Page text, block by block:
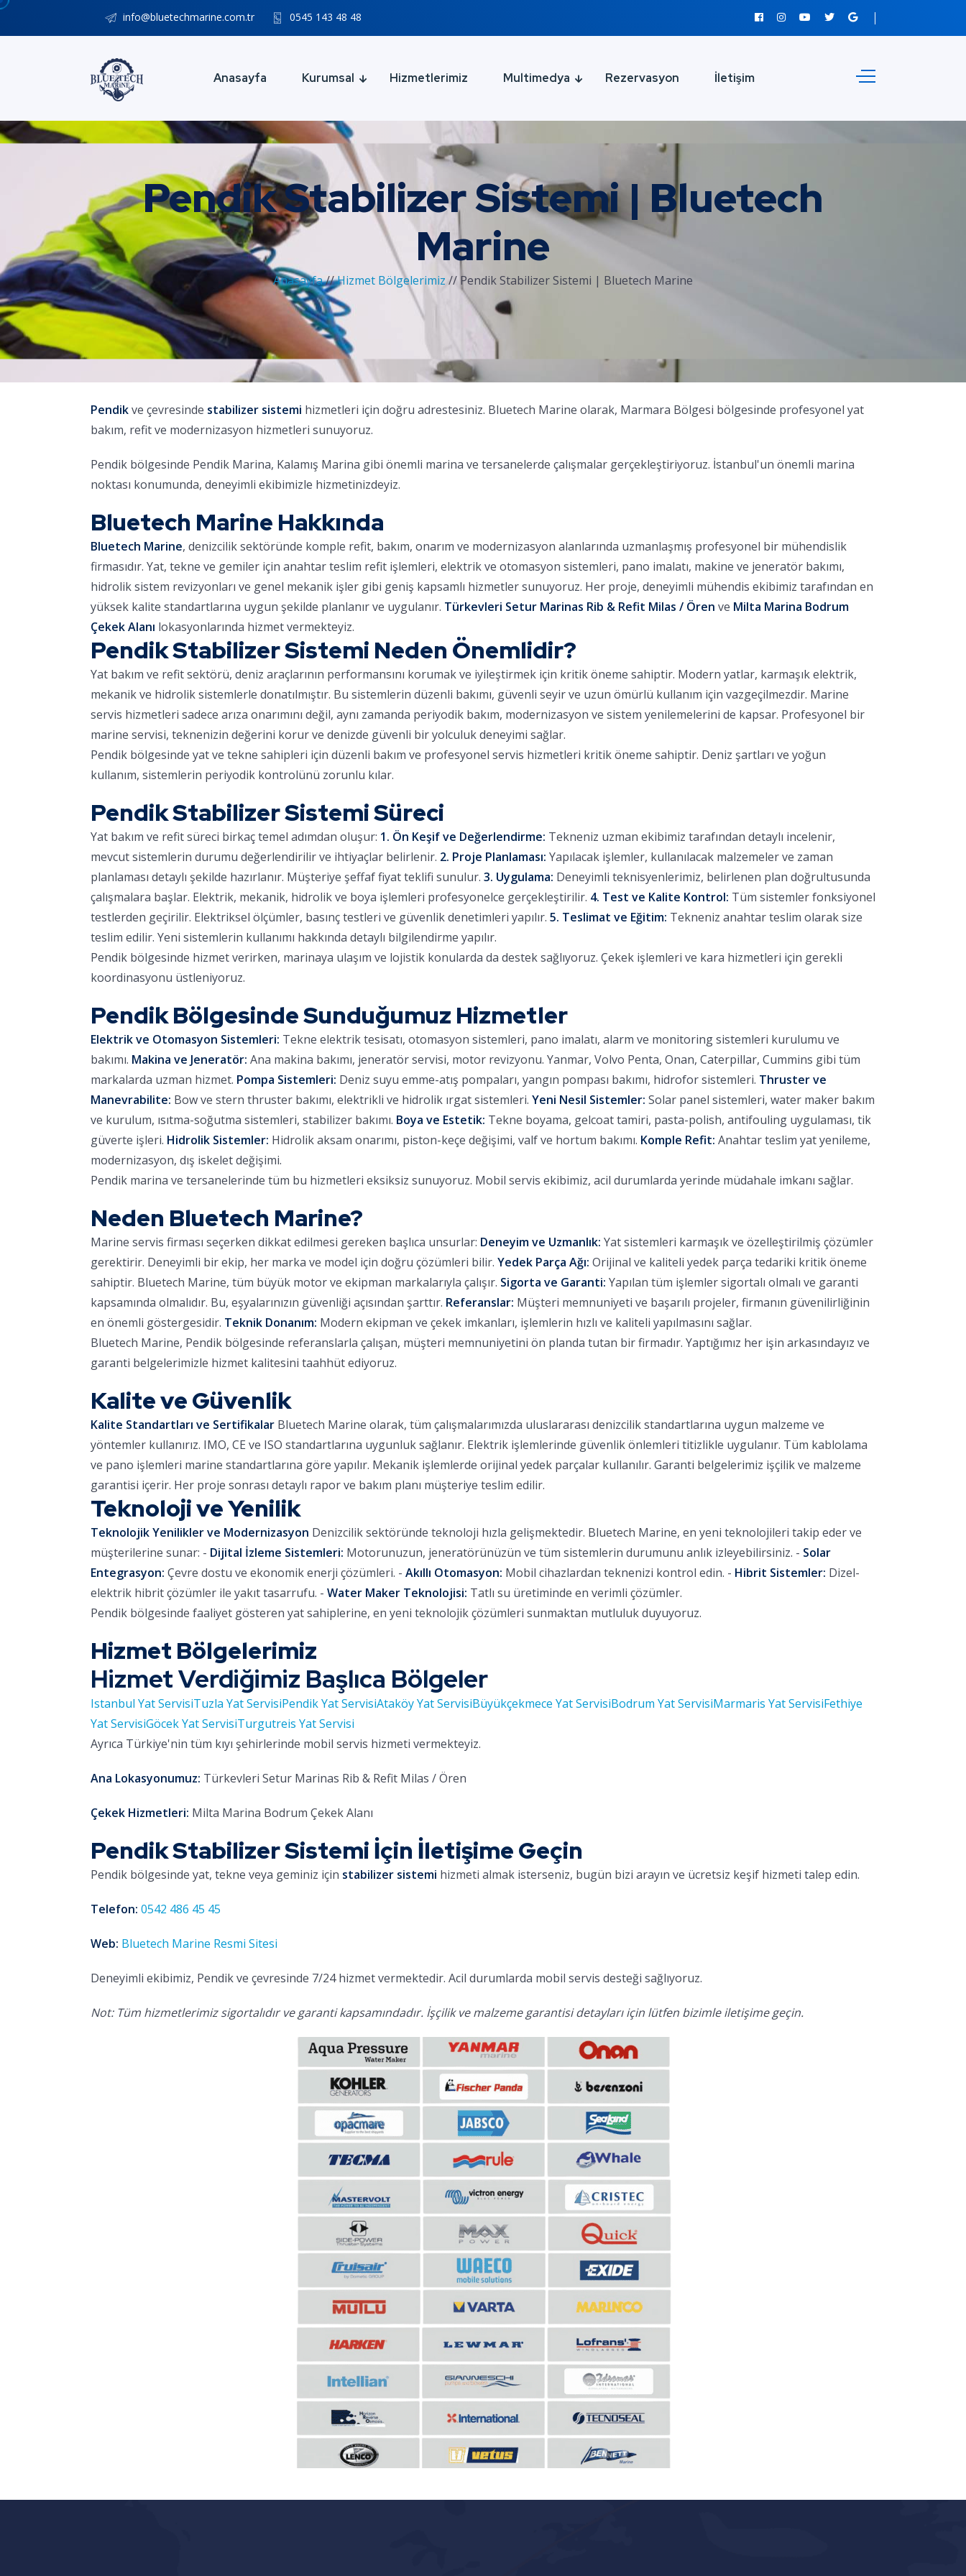
info@bluetechmarine.com.tr 0545 143 48 48
Anasayfa Kurumsal Hizmetlerimiz Multimedya Rezervasyon İletişim
Pendik Stabilizer Sistemi | Bluetech
Marine
Anasayfa//Hizmet Bölgelerimiz // Pendik Stabilizer Sistemi | Bluetech Marine
Pendikve çevresinde stabilizer sistemi hizmetleri için doğru adrestesiniz. Bluetech Marine olarak, Marmara Bölgesi bölgesinde profesyonel yat
bakım, refit ve modernizasyon hizmetleri sunuyoruz.
Pendik bölgesinde Pendik Marina, Kalamış Marina gibi önemli marina ve tersanelerde çalışmalar gerçekleştiriyoruz. İstanbul'un önemli marina
noktası konumunda, deneyimli ekibimizle hizmetinizdeyiz.
Bluetech Marine Hakkında
Bluetech Marine, denizcilik sektöründe komple refit, bakım, onarım ve modernizasyon alanlarında uzmanlaşmış profesyonel bir mühendislik
firmasıdır. Yat, tekne ve gemiler için anahtar teslim refit işlemleri, elektrik ve otomasyon sistemleri, pano imalatı, makine ve jeneratör bakımı,
hidrolik sistem revizyonları ve genel mekanik işler gibi geniş kapsamlı hizmetler sunuyoruz. Her proje, deneyimli mühendis ekibimiz tarafından en
yüksek kalite standartlarına uygun şekilde planlanır ve uygulanır. Türkevleri Setur Marinas Rib & Refit Milas / Ören ve Milta Marina Bodrum
Çekek Alanı lokasyonlarında hizmet vermekteyiz.
Pendik Stabilizer Sistemi Neden Önemlidir?
Yat bakım ve refit sektörü, deniz araçlarının performansını korumak ve iyileştirmek için kritik öneme sahiptir. Modern yatlar, karmaşık elektrik,
mekanik ve hidrolik sistemlerle donatılmıştır. Bu sistemlerin düzenli bakımı, güvenli seyir ve uzun ömürlü kullanım için vazgeçilmezdir. Marine
servis hizmetleri sadece arıza onarımını değil, aynı zamanda periyodik bakım, modernizasyon ve sistem yenilemelerini de kapsar. Profesyonel bir
marine servisi, teknenizin değerini korur ve denizde güvenli bir yolculuk deneyimi sağlar.
Pendik bölgesinde yat ve tekne sahipleri için düzenli bakım ve profesyonel servis hizmetleri kritik öneme sahiptir. Deniz şartları ve yoğun
kullanım, sistemlerin periyodik kontrolünü zorunlu kılar.
Pendik Stabilizer Sistemi Süreci
Yat bakım ve refit süreci birkaç temel adımdan oluşur: 1. Ön Keşif ve Değerlendirme: Tekneniz uzman ekibimiz tarafından detaylı incelenir,
mevcut sistemlerin durumu değerlendirilir ve ihtiyaçlar belirlenir. 2. Proje Planlaması: Yapılacak işlemler, kullanılacak malzemeler ve zaman
planlaması detaylı şekilde hazırlanır. Müşteriye şeffaf fiyat teklifi sunulur. 3. Uygulama: Deneyimli teknisyenlerimiz, belirlenen plan doğrultusunda
çalışmalara başlar. Elektrik, mekanik, hidrolik ve boya işlemleri profesyonelce gerçekleştirilir. 4. Test ve Kalite Kontrol: Tüm sistemler fonksiyonel
testlerden geçirilir. Elektriksel ölçümler, basınç testleri ve güvenlik denetimleri yapılır. 5. Teslimat ve Eğitim: Tekneniz anahtar teslim olarak size
teslim edilir. Yeni sistemlerin kullanımı hakkında detaylı bilgilendirme yapılır.
Pendik bölgesinde hizmet verirken, marinaya ulaşım ve lojistik konularda da destek sağlıyoruz. Çekek işlemleri ve kara hizmetleri için gerekli
koordinasyonu üstleniyoruz.
Pendik Bölgesinde Sunduğumuz Hizmetler
Elektrik ve Otomasyon Sistemleri: Tekne elektrik tesisatı, otomasyon sistemleri, pano imalatı, alarm ve monitoring sistemleri kurulumu ve
bakımı. Makina ve Jeneratör: Ana makina bakımı, jeneratör servisi, motor revizyonu. Yanmar, Volvo Penta, Onan, Caterpillar, Cummins gibi tüm
markalarda uzman hizmet. Pompa Sistemleri: Deniz suyu emme-atış pompaları, yangın pompası bakımı, hidrofor sistemleri. Thruster ve
Manevrabilite: Bow ve stern thruster bakımı, elektrikli ve hidrolik ırgat sistemleri. Yeni Nesil Sistemler: Solar panel sistemleri, water maker bakım
ve kurulum, ısıtma-soğutma sistemleri, stabilizer bakımı. Boya ve Estetik: Tekne boyama, gelcoat tamiri, pasta-polish, antifouling uygulaması, tik
güverte işleri. Hidrolik Sistemler: Hidrolik aksam onarımı, piston-keçe değişimi, valf ve hortum bakımı. Komple Refit: Anahtar teslim yat yenileme,
modernizasyon, dış iskelet değişimi.
Pendik marina ve tersanelerinde tüm bu hizmetleri eksiksiz sunuyoruz. Mobil servis ekibimiz, acil durumlarda yerinde müdahale imkanı sağlar.
Neden Bluetech Marine?
Marine servis firması seçerken dikkat edilmesi gereken başlıca unsurlar: Deneyim ve Uzmanlık: Yat sistemleri karmaşık ve özelleştirilmiş çözümler
gerektirir. Deneyimli bir ekip, her marka ve model için doğru çözümleri bilir. Yedek Parça Ağı: Orijinal ve kaliteli yedek parça tedariki kritik öneme
sahiptir. Bluetech Marine, tüm büyük motor ve ekipman markalarıyla çalışır. Sigorta ve Garanti: Yapılan tüm işlemler sigortalı olmalı ve garanti
kapsamında olmalıdır. Bu, eşyalarınızın güvenliği açısından şarttır. Referanslar: Müşteri memnuniyeti ve başarılı projeler, firmanın güvenilirliğinin
en önemli göstergesidir. Teknik Donanım: Modern ekipman ve çekek imkanları, işlemlerin hızlı ve kaliteli yapılmasını sağlar.
Bluetech Marine, Pendik bölgesinde referanslarla çalışan, müşteri memnuniyetini ön planda tutan bir firmadır. Yaptığımız her işin arkasındayız ve
garanti belgelerimizle hizmet kalitesini taahhüt ediyoruz.
Kalite ve Güvenlik
Kalite Standartları ve Sertifikalar Bluetech Marine olarak, tüm çalışmalarımızda uluslararası denizcilik standartlarına uygun malzeme ve
yöntemler kullanırız. IMO, CE ve ISO standartlarına uygunluk sağlanır. Elektrik işlemlerinde güvenlik önlemleri titizlikle uygulanır. Tüm kablolama
ve pano işlemleri marine standartlarına göre yapılır. Mekanik işlemlerde orijinal yedek parçalar kullanılır. Garanti belgelerimiz işçilik ve malzeme
garantisi içerir. Her proje sonrası detaylı rapor ve bakım planı müşteriye teslim edilir.
Teknoloji ve Yenilik
Teknolojik Yenilikler ve Modernizasyon Denizcilik sektöründe teknoloji hızla gelişmektedir. Bluetech Marine, en yeni teknolojileri takip eder ve
müşterilerine sunar: - Dijital İzleme Sistemleri: Motorunuzun, jeneratörünüzün ve tüm sistemlerin durumunu anlık izleyebilirsiniz. - Solar
Entegrasyon: Çevre dostu ve ekonomik enerji çözümleri. - Akıllı Otomasyon: Mobil cihazlardan teknenizi kontrol edin. - Hibrit Sistemler: Dizel-
elektrik hibrit çözümler ile yakıt tasarrufu. - Water Maker Teknolojisi: Tatlı su üretiminde en verimli çözümler.
Pendik bölgesinde faaliyet gösteren yat sahiplerine, en yeni teknolojik çözümleri sunmaktan mutluluk duyuyoruz.
Hizmet Bölgelerimiz
Hizmet Verdiğimiz Başlıca Bölgeler
Istanbul Yat ServisiTuzla Yat ServisiPendik Yat ServisiAtaköy Yat ServisiBüyükçekmece Yat ServisiBodrum Yat ServisiMarmaris Yat ServisiFethiye
Yat ServisiGöcek Yat ServisiTurgutreis Yat Servisi
Ayrıca Türkiye'nin tüm kıyı şehirlerinde mobil servis hizmeti vermekteyiz.
Ana Lokasyonumuz: Türkevleri Setur Marinas Rib & Refit Milas / Ören
Çekek Hizmetleri: Milta Marina Bodrum Çekek Alanı
Pendik Stabilizer Sistemi İçin İletişime Geçin
Pendik bölgesinde yat, tekne veya geminiz için stabilizer sistemi hizmeti almak isterseniz, bugün bizi arayın ve ücretsiz keşif hizmeti talep edin.
Telefon: 0542 486 45 45
Web: Bluetech Marine Resmi Sitesi
Deneyimli ekibimiz, Pendik ve çevresinde 7/24 hizmet vermektedir. Acil durumlarda mobil servis desteği sağlıyoruz.
Not: Tüm hizmetlerimiz sigortalıdır ve garanti kapsamındadır. İşçilik ve malzeme garantisi detayları için lütfen bizimle iletişime geçin.